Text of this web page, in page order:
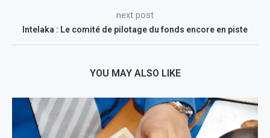
next post
Intelaka : Le comité de pilotage du fonds encore en piste
YOU MAY ALSO LIKE